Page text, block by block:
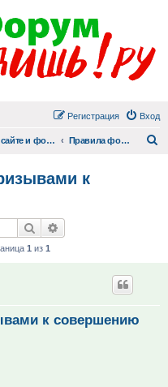
Вход
Регистрация
О сайте и форуме Правила форума, объявления администрации
к
Поиск
1 из 1
к совершению